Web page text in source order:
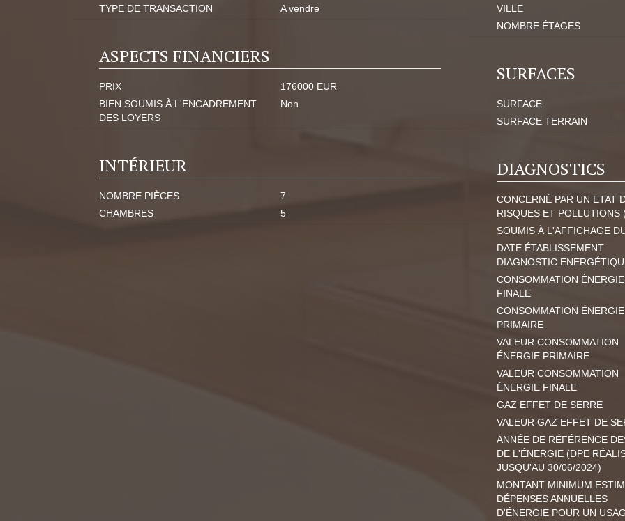
TYPE DE TRANSACTION
A vendre
VILLE
NOMBRE ÉTAGES
ASPECTS FINANCIERS
PRIX
176000 EUR
BIEN SOUMIS À L'ENCADREMENT
DES LOYERS
Non
SURFACES
SURFACE
SURFACE TERRAIN
INTÉRIEUR
NOMBRE PIÈCES
7
CHAMBRES
5
DIAGNOSTICS
CONCERNÉ PAR UN ETAT
RISQUES ET POLLUTIONS
SOUMIS À L'AFFICHAGE
DATE ÉTABLISSEMENT
DIAGNOSTIC
CONSOMMATION ÉNERGIE
FINALE
CONSOMMATION ÉNERGIE
PRIMAIRE
VALEUR CONSOMMATION
ÉNERGIE PRIMAIRE
VALEUR CONSOMMATION
ÉNERGIE FINALE
GAZ EFFET DE SERRE
VALEUR GAZ EFFET DE
ANNÉE DE RÉFÉRENCE
DE L'ÉNERGIE (DPE
JUSQU'AU 30/06/2024)
MONTANT MINIMUM
DÉPENSES ANNUELLES
D'ÉNERGIE POUR UN